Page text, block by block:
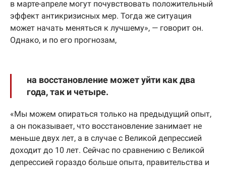
в марте-апреле могут почувствовать положительный
эффект антикризисных мер. Тогда же ситуация
может начать меняться к лучшему», — говорит он.
Однако, и по его прогнозам,
на восстановление может уйти как два
года, так и четыре.
«Мы можем опираться только на предыдущий опыт,
а он показывает, что восстановление занимает не
меньше двух лет, а в случае с Великой депрессией
доходит до 10 лет. Сейчас по сравнению с Великой
депрессией гораздо больше опыта, правительства и